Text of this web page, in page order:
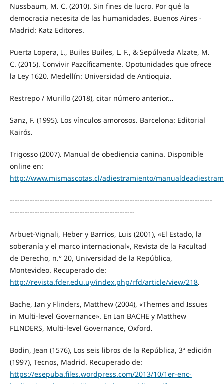
Nussbaum, M. C. (2010). Sin fines de lucro. Por qué la
democracia necesita de las humanidades. Buenos Aires -
Madrid: Katz Editores.
Puerta Lopera, I., Builes Builes, L. F., & Sepúlveda Alzate, M.
C. (2015). Convivir Pazcíficamente. Opotunidades que ofrece
la Ley 1620. Medellín: Universidad de Antioquia.
Restrepo / Murillo (2018), citar número anterior…
Sanz, F. (1995). Los vínculos amorosos. Barcelona: Editorial
Kairós.
Trigosso (2007). Manual de obediencia canina. Disponible
online en:
http://www.mismascotas.cl/adiestramiento/
---------------------------------------------------------------------------------
--------------------------------------------------
Arbuet-Vignali, Heber y Barrios, Luis (2001), «El Estado, la
soberanía y el marco internacional», Revista de la Facultad
de Derecho, n.° 20, Universidad de la República,
Montevideo. Recuperado de:
http://revista.fder.edu.uy/index.php/rfd/article/view/218.
Bache, Ian y Flinders, Matthew (2004), «Themes and Issues
in Multi-level Governance». En Ian BACHE y Matthew
FLINDERS, Multi-level Governance, Oxford.
Bodin, Jean (1576), Los seis libros de la República, 3ª edición
(1997), Tecnos, Madrid. Recuperado de:
https://esepuba.files.wordpress.com/2013/10/1er-enc-